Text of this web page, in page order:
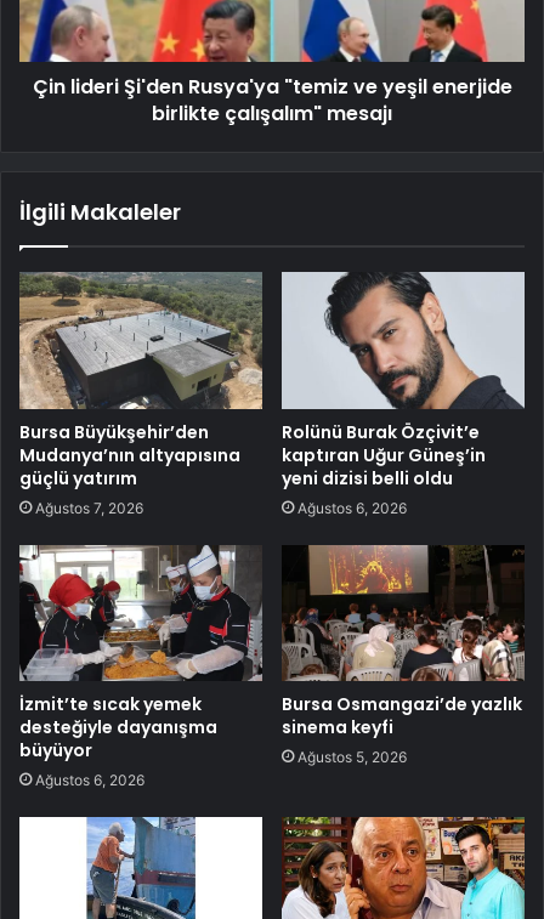
Çin lideri Şi'den Rusya'ya "temiz ve yeşil enerjide
birlikte çalışalım" mesajı
İlgili Makaleler
Bursa Büyükşehir’den
Mudanya’nın altyapısına
güçlü yatırım
Ağustos 7, 2026
Rolünü Burak Özçivit’e
kaptıran Uğur Güneş’in
yeni dizisi belli oldu
Ağustos 6, 2026
İzmit’te sıcak yemek
desteğiyle dayanışma
büyüyor
Ağustos 6, 2026
Bursa Osmangazi’de yazlık
sinema keyfi
Ağustos 5, 2026